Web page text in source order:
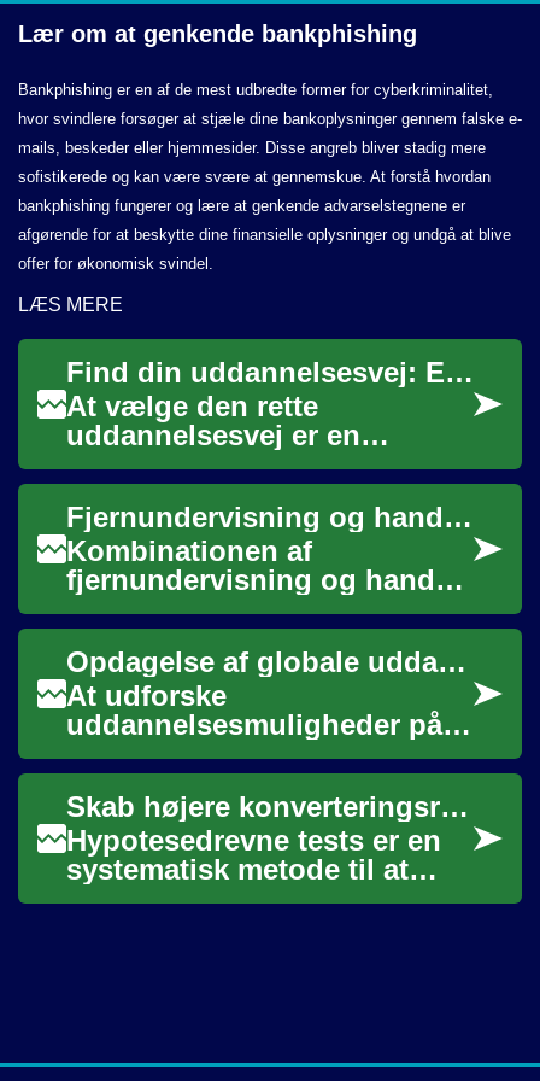
Lær om at genkende bankphishing
Bankphishing er en af de mest udbredte former for cyberkriminalitet,
hvor svindlere forsøger at stjæle dine bankoplysninger gennem falske e-
mails, beskeder eller hjemmesider. Disse angreb bliver stadig mere
sofistikerede og kan være svære at gennemskue. At forstå hvordan
bankphishing fungerer og lære at genkende advarselstegnene er
afgørende for at beskytte dine finansielle oplysninger og undgå at blive
offer for økonomisk svindel.
LÆS MERE
Find din uddannelsesvej: En guide til studievalg
At vælge den rette
uddannelsesvej er en
afgørende beslutning, der
kan forme fremtiden. Det
handler ikke kun om at fin...Fjernundervisning og hands-on: kombineret læring for teknikere
Kombinationen af
fjernundervisning og hands-
on praksis giver teknikere
fleksibilitet til at lære teori
hjemmefra samt...
Opdagelse af globale uddannelsesmuligheder
At udforske
uddannelsesmuligheder på
tværs af landegrænser åbner
en verden af potentiale for
studerende. Uanset om ma...Skab højere konverteringsrate gennem hypotesedrevne tests
Hypotesedrevne tests er en
systematisk metode til at
forbedre konverteringsrater